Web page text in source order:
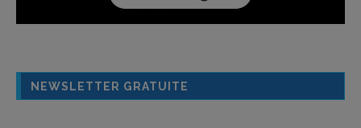
NEWSLETTER GRATUITE